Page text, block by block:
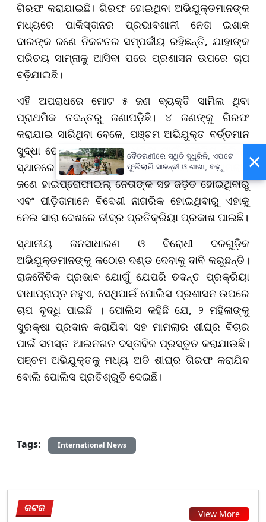
ଗିରଫ କରାଯାଇଛି। ଗିରଫ ହୋଇଥିବା ଅଭିଯୁକ୍ତମାନଙ୍କ
ମଧ୍ୟରେ ପାକିସ୍ତାନର ପ୍ରଭାବଶାଳୀ ନେତା ଇଶାକ
ଦାରଙ୍କ ଜଣେ ନିକଟତର ସମ୍ପର୍କୀୟ ରହିଛନ୍ତି, ଯାହାଙ୍କ
ପରିଚୟ ସାମ୍ନାକୁ ଆସିବା ପରେ ପ୍ରଶାସନ ଉପରେ ଚାପ
ବଢ଼ିଯାଇଛି।
ଏହି ଅପରାଧରେ ମୋଟ ୫ ଜଣ ବ୍ୟକ୍ତି ସାମିଲ ଥିବା
ପ୍ରାଥମିକ ତଦନ୍ତରୁ ଜଣାପଡ଼ିଛି। ୪ ଜଣଙ୍କୁ ଗିରଫ
କରାଯାଇ ସାରିଥିବା ବେଳେ, ପଞ୍ଚମ ଅଭିଯୁକ୍ତ ବର୍ତ୍ତମାନ
ସୁଦ୍ଧା ଫେରାର ଅଛି । ତାକୁ ଧରିବା ପାଇଁ ପୋଲିସ ବିଭିନ୍ନ
ସ୍ଥାନରେ ସର୍ଚ୍ଚ ଅପରେସନ୍ ଜାରି ରଖିଛି। ଏହି ମାମଲାଟି
ଜଣେ ହାଇପ୍ରୋଫାଇଲ୍ ନେତାଙ୍କ ସହ ଜଡ଼ିତ ହୋଇଥିବାରୁ
ଏବଂ ପୀଡ଼ିତାମାନେ ବିଦେଶୀ ନାଗରିକ ହୋଇଥିବାରୁ ଏହାକୁ
ନେଇ ସାରା ଦେଶରେ ତୀବ୍ର ପ୍ରତିକ୍ରିୟା ପ୍ରକାଶ ପାଇଛି।
ସ୍ଥାନୀୟ ଜନସାଧାରଣ ଓ ବିରୋଧୀ ଦଳଗୁଡ଼ିକ
ଅଭିଯୁକ୍ତମାନଙ୍କୁ କଠୋର ଦଣ୍ଡ ଦେବାକୁ ଦାବି କରୁଛନ୍ତି।
ରାଜନୈତିକ ପ୍ରଭାବ ଯୋଗୁଁ ଯେପରି ତଦନ୍ତ ପ୍ରକ୍ରିୟା
ବାଧାପ୍ରାପ୍ତ ନହୁଏ, ସେଥିପାଇଁ ପୋଲିସ ପ୍ରଶାସନ ଉପରେ
ଚାପ ବୃଦ୍ଧି ପାଇଛି । ପୋଲିସ କହିଛି ଯେ, ୨ ମହିଳାଙ୍କୁ
ସୁରକ୍ଷା ପ୍ରଦାନ କରାଯିବା ସହ ମାମଲାର ଶୀଘ୍ର ବିଚାର
ପାଇଁ ସମସ୍ତ ଆଇନଗତ ଦସ୍ତାବିଜ ପ୍ରସ୍ତୁତ କରାଯାଉଛି।
ପଞ୍ଚମ ଅଭିଯୁକ୍ତକୁ ମଧ୍ୟ ଅତି ଶୀଘ୍ର ଗିରଫ କରାଯିବ
ବୋଲି ପୋଲିସ ପ୍ରତିଶ୍ରୁତି ଦେଇଛି।
Tags: International News
କଟକ View More
×
ବୈତରଣୀରେ ସ୍ଥିତି ସୁଧୁରିନି, ଏପଟେ
ଫୁଲିଲାଣି ସାଳନ୍ଦୀ ଓ ଶାଖା, ବଢ଼ୁଛି